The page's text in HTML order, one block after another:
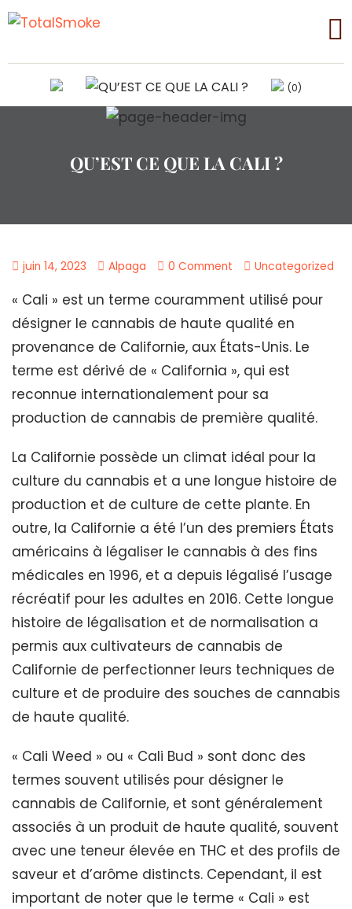
(0)
QU’EST CE QUE LA CALI ?
juin 14, 2023 Alpaga 0 Comment Uncategorized
« Cali » est un terme couramment utilisé pour
désigner le cannabis de haute qualité en
provenance de Californie, aux États-Unis. Le
terme est dérivé de « California », qui est
reconnue internationalement pour sa
production de cannabis de première qualité.
La Californie possède un climat idéal pour la
culture du cannabis et a une longue histoire de
production et de culture de cette plante. En
outre, la Californie a été l’un des premiers États
américains à légaliser le cannabis à des fins
médicales en 1996, et a depuis légalisé l’usage
récréatif pour les adultes en 2016. Cette longue
histoire de légalisation et de normalisation a
permis aux cultivateurs de cannabis de
Californie de perfectionner leurs techniques de
culture et de produire des souches de cannabis
de haute qualité.
« Cali Weed » ou « Cali Bud » sont donc des
termes souvent utilisés pour désigner le
cannabis de Californie, et sont généralement
associés à un produit de haute qualité, souvent
avec une teneur élevée en THC et des profils de
saveur et d’arôme distincts. Cependant, il est
important de noter que le terme « Cali » est